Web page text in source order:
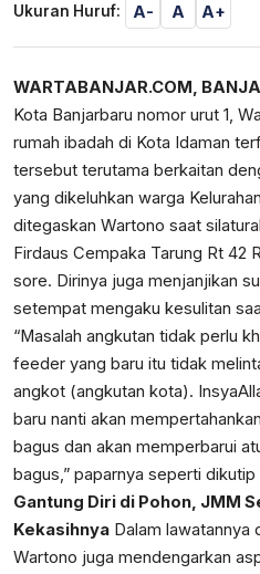
Ukuran Huruf: A- A A+
WARTABANJAR.COM,
Kota Banjarbaru nomor urut 1,
rumah ibadah di Kota Idaman
tersebut terutama berkaitan
yang dikeluhkan warga
ditegaskan Wartono saat
Firdaus Cempaka Tarung Rt 42
sore. Dirinya juga menjanjikan
setempat mengaku kesulitan
“Masalah angkutan tidak perlu
feeder yang baru itu tidak
angkot (angkutan kota).
baru nanti akan
bagus dan akan memperbarui
bagus,” paparnya seperti dikutip
Gantung Diri di Pohon, JMM
Kekasihnya Dalam lawatannya
Wartono juga mendengarkan